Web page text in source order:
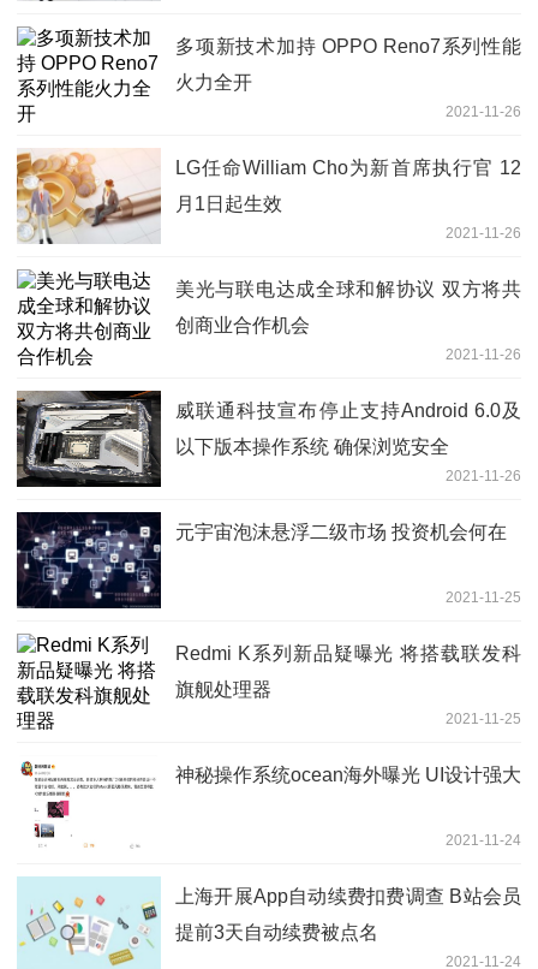
多项新技术加持 OPPO Reno7系列性能
火力全开
2021-11-26
LG任命William Cho为新首席执行官 12
月1日起生效
2021-11-26
美光与联电达成全球和解协议 双方将共
创商业合作机会
2021-11-26
威联通科技宣布停止支持Android 6.0及
以下版本操作系统 确保浏览安全
2021-11-26
元宇宙泡沫悬浮二级市场 投资机会何在
2021-11-25
Redmi K系列新品疑曝光 将搭载联发科
旗舰处理器
2021-11-25
神秘操作系统ocean海外曝光 UI设计强大
2021-11-24
上海开展App自动续费扣费调查 B站会员
提前3天自动续费被点名
2021-11-24